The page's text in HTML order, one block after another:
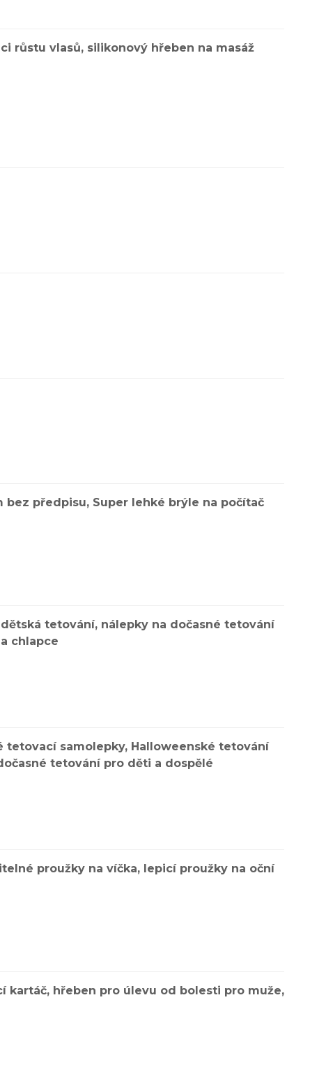
růstu vlasů, silikonový hřeben na masáž
bez předpisu, Super lehké brýle na počítač
tetování, nálepky na dočasné tetování
chlapce
tetovací samolepky, Halloweenské tetování
tetování pro děti a dospělé
proužky na víčka, lepicí proužky na oční
kartáč, hřeben pro úlevu od bolesti pro muže,